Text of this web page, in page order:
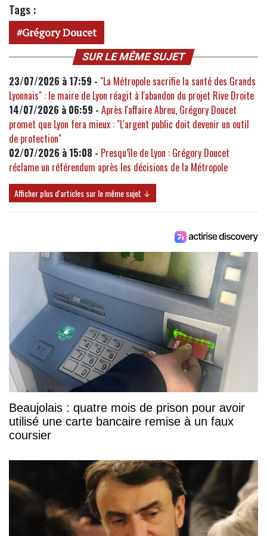
Tags :
Grégory Doucet
SUR LE MÊME SUJET
23/07/2026 à 17:59 - "La Métropole sacrifie la santé des Grands
Lyonnais" : le maire de Lyon réagit à l'abandon du projet Rive Droite
14/07/2026 à 06:59 - Après l'affaire Abreu, Grégory Doucet
promet que Lyon fera mieux : "L'argent public doit devenir un outil
de protection"
02/07/2026 à 15:08 - Presqu’île de Lyon : Grégory Doucet
réclame un référendum après les décisions de la Métropole
Afficher plus d'articles sur le même sujet ↓
Beaujolais : quatre mois de prison pour avoir
utilisé une carte bancaire remise à un faux
coursier